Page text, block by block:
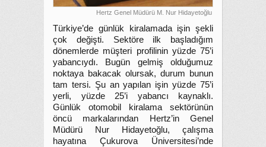
Hertz Genel Müdürü M. Nur Hidayetoğlu
Türkiye’de günlük kiralamada işin şekli
çok değişti. Sektöre ilk başladığım
dönemlerde müşteri profilinin yüzde 75’i
yabancıydı. Bugün gelmiş olduğumuz
noktaya bakacak olursak, durum bunun
tam tersi. Şu an yapılan işin yüzde 75’i
yerli, yüzde 25’i yabancı kaynaklı.
Günlük otomobil kiralama sektörünün
öncü markalarından Hertz’in Genel
Müdürü Nur Hidayetoğlu, çalışma
hayatına Çukurova Üniversitesi’nde